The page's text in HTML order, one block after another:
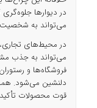
در دیوارها
می‌تواند به شخصیت
در محیط‌های تجاری،
می‌تواند به جذب
فروشگاه‌ها و
دلنشین می‌شود.
قوت محصولات تأکید